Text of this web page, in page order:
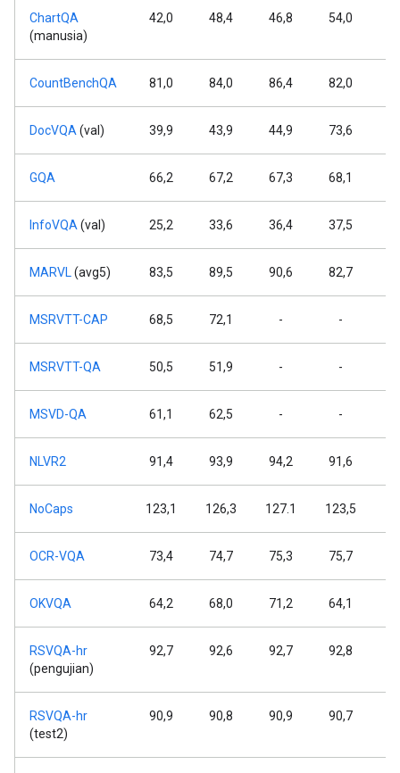
ChartQA
(manusia)
42,0 48,4 46,8 54,0
CountBenchQA 81,0 84,0 86,4 82,0
DocVQA (val) 39,9 43,9 44,9 73,6
GQA 66,2 67,2 67,3 68,1
InfoVQA (val) 25,2 33,6 36,4 37,5
MARVL (avg5) 83,5 89,5 90,6 82,7
MSRVTT-CAP 68,5 72,1 - -
MSRVTT-QA 50,5 51,9 - -
MSVD-QA 61,1 62,5 - -
NLVR2 91,4 93,9 94,2 91,6
NoCaps 123,1 126,3 127.1 123,5
OCR-VQA 73,4 74,7 75,3 75,7
OKVQA 64,2 68,0 71,2 64,1
RSVQA-hr
(pengujian)
92,7 92,6 92,7 92,8
RSVQA-hr
(test2)
90,9 90,8 90,9 90,7